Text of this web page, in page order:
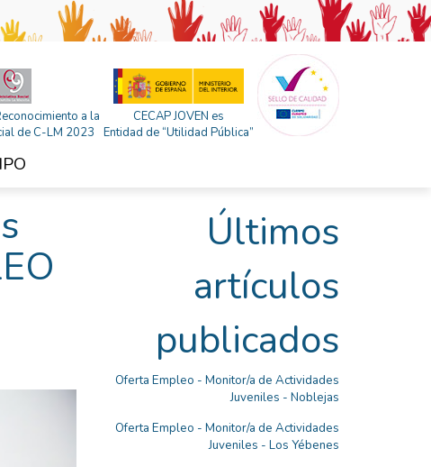
a la
de C-LM 2023
CECAP JOVEN es
Entidad de “Utilidad Pública”
Últimos
artículos
publicados
Oferta Empleo - Monitor/a de Actividades
Juveniles - Noblejas
Oferta Empleo - Monitor/a de Actividades
Juveniles - Los Yébenes